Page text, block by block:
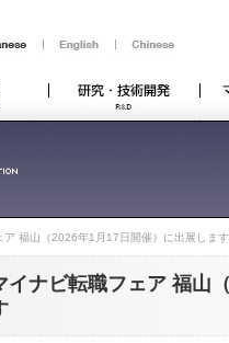
福山（2026年1月17日開催）に出展します
イナビ転職フェア 福山